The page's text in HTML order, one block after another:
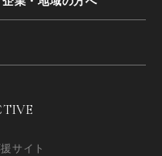
サイト